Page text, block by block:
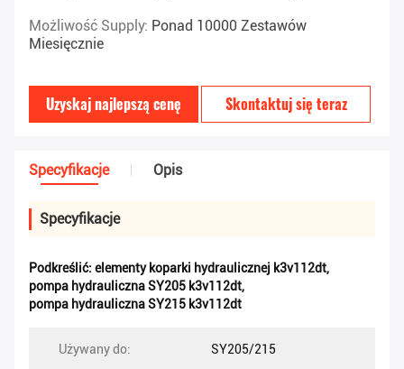
Możliwość Supply: Ponad 10000 Zestawów
Miesięcznie
Uzyskaj najlepszą cenę Skontaktuj się teraz
Specyfikacje Opis
Specyfikacje
Podkreślić: elementy koparki hydraulicznej k3v112dt,
pompa hydrauliczna SY205 k3v112dt,
pompa hydrauliczna SY215 k3v112dt
Używany do: SY205/215